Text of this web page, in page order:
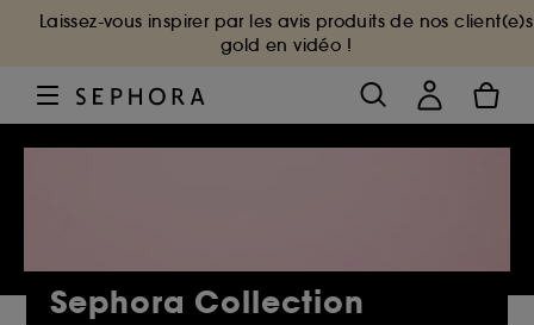
Laissez-vous inspirer par les avis produits de nos client(e)s
gold en vidéo !
Sephora Collection